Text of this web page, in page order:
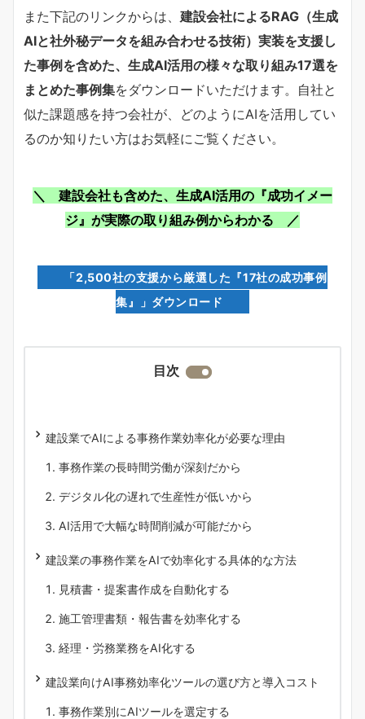
また下記のリンクからは、 建設会社によるRAG（生成
AIと社外秘データを組み合わせる技術）実装を支援し
た事例を含めた、生成AI活用の様々な取り組み17選を
まとめた事例集をダウンロードいただけます。自社と
似た課題感を持つ会社が、どのようにAIを活用してい
るのか知りたい方はお気軽にご覧ください。
＼ 建設会社も含めた、生成AI活用の『成功イメー
ジ』が実際の取り組み例からわかる ／
「2,500社の支援から厳選した『17社の成功事例
集』」ダウンロード
目次
建設業でAIによる事務作業効率化が必要な理由
事務作業の長時間労働が深刻だから
デジタル化の遅れで生産性が低いから
AI活用で大幅な時間削減が可能だから
建設業の事務作業をAIで効率化する具体的な方法
見積書・提案書作成を自動化する
施工管理書類・報告書を効率化する
経理・労務業務をAI化する
建設業向けAI事務効率化ツールの選び方と導入コスト
事務作業別にAIツールを選定する